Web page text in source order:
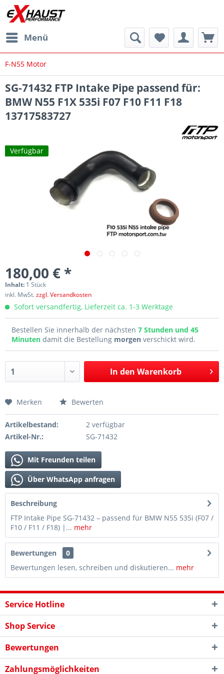
Menü
F-N55 Motor
SG-71432 FTP Intake Pipe passend für:
BMW N55 F1X 535i F07 F10 F11 F18
13717583727
Verfügbar
180,00 € *
Inhalt: 1 Stück
inkl. MwSt.zzgl. Versandkosten
Sofort versandfertig, Lieferzeit ca. 1-3 Werktage
Bestellen Sie innerhalb der nächsten 7 Stunden und 45
Minuten damit die Bestellung morgen verschickt wird.
In den Warenkorb
Merken Bewerten
Artikelbestand:
2 verfügbar
Artikel-Nr.:
SG-71432
Mit Freunden teilen
Über WhatsApp anfragen
Beschreibung
FTP Intake Pipe SG-71432 – passend für BMW N55 535i (F07 /
F10 / F11 / F18) |... mehr
Bewertungen
0
Bewertungen lesen, schreiben und diskutieren... mehr
Service Hotline
Shop Service
Bewertungen
Zahlungsmöglichkeiten